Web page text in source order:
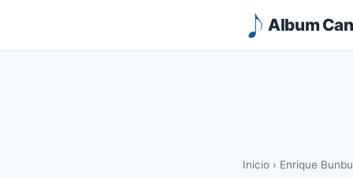
Album
Inicio › Enrique